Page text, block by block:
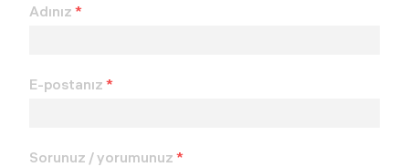
Adınız *
E-postanız *
Sorunuz / yorumunuz *